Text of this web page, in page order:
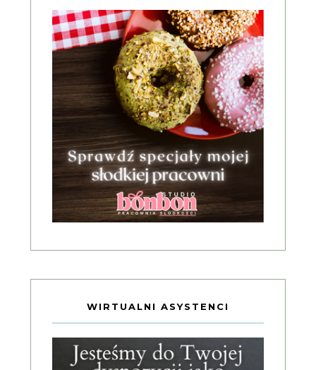
WIRTUALNI ASYSTENCI